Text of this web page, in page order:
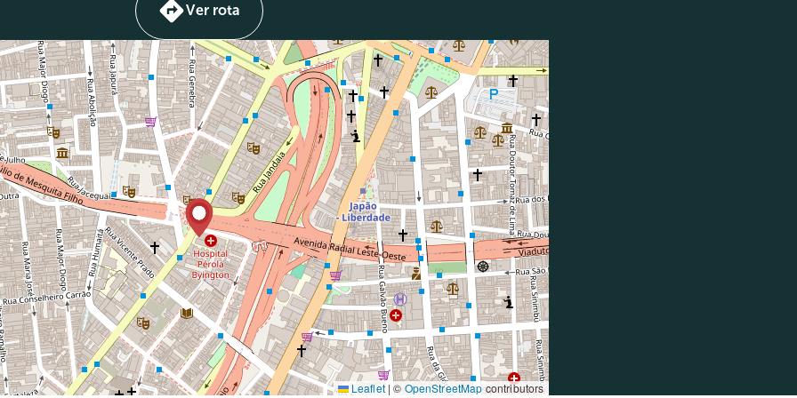
Ver rota
Leaflet | © OpenStreetMapcontributors